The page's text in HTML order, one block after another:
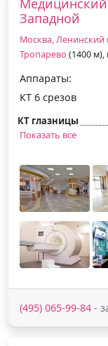
Западной
Москва, Ленинский
Тропарево (1400 м),
Аппараты:
КТ 6 срезов
КТ глазницы
Показать все
(495) 065-99-84 -